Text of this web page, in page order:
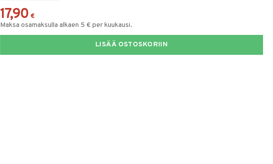
17,90 €
Maksa osamaksulla alkaen 5 € per kuukausi.
LISÄÄ OSTOSKORIIN